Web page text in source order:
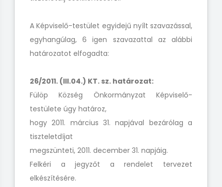
A Képviselő-testület egyidejű nyílt szavazással,
egyhangúlag, 6 igen szavazattal az alábbi
határozatot elfogadta:
26/2011. (III.04.) KT. sz. határozat:
Fülöp Község Önkormányzat Képviselő-
testülete úgy határoz,
hogy 2011. március 31. napjával bezárólag a
tiszteletdíjat
megszünteti, 2011. december 31. napjáig.
Felkéri a jegyzőt a rendelet tervezet
elkészítésére.